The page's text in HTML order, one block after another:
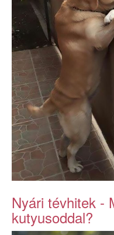
Nyári tévhitek -
kutyusoddal?